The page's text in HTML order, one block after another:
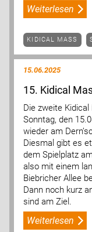
Weiterlesen
KIDICAL MASS
15.06.2025
15. Kidical
Die zweite
Sonntag, den
wieder am
Diesmal gibt es
dem Spielplatz
also mit einem
Biebricher Allee
Dann noch kurz
sind am Ziel.
Weiterlesen